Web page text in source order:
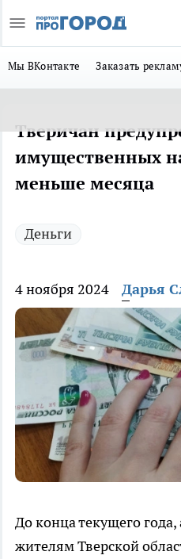
Мы ВКонтакте Заказать
Тверичан
имущественных
меньше месяца
Деньги
4 ноября 2024 Дарья
До конца текущего
жителям Тверской